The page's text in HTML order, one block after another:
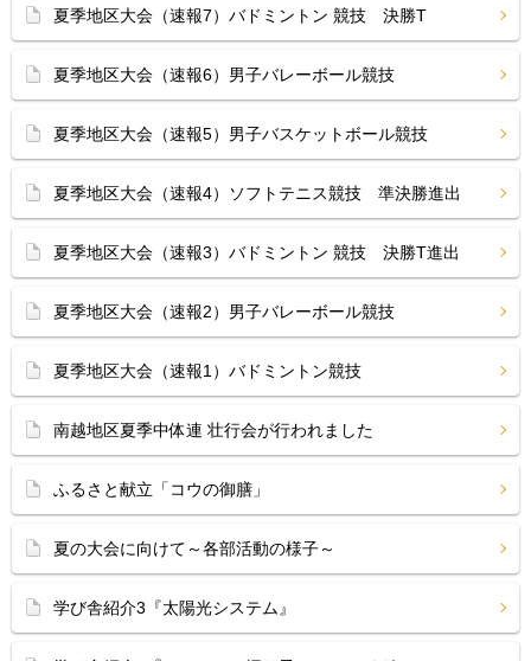
夏季地区大会（速報7）バドミントン 競技 決勝T
夏季地区大会（速報6）男子バレーボール競技
夏季地区大会（速報5）男子バスケットボール競技
夏季地区大会（速報4）ソフトテニス競技 準決勝進出
夏季地区大会（速報3）バドミントン 競技 決勝T進出
夏季地区大会（速報2）男子バレーボール競技
夏季地区大会（速報1）バドミントン競技
南越地区夏季中体連 壮行会が行われました
ふるさと献立「コウの御膳」
夏の大会に向けて～各部活動の様子～
学び舎紹介3『太陽光システム』